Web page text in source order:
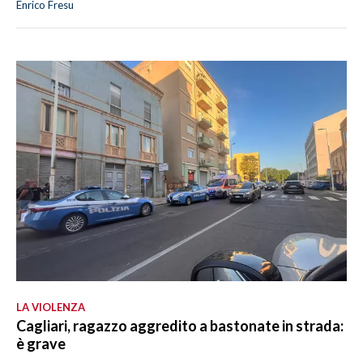
Enrico Fresu
LA VIOLENZA
Cagliari, ragazzo aggredito a bastonate in strada:
è grave